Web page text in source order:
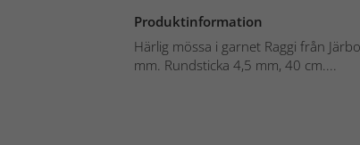
Produktinformation
Härlig mössa i garnet Raggi från
mm. Rundsticka 4,5 mm, 40 cm....